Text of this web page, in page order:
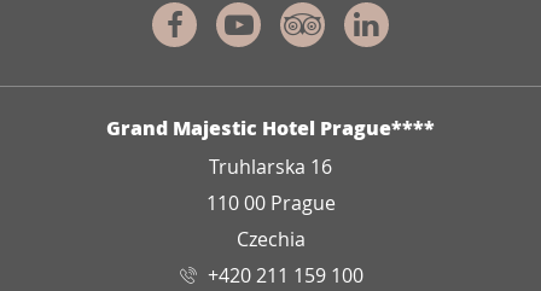
DIRECCIÓNGrand Majestic Hotel Prague****
Truhlarska 16
110 00 Prague
Czechia
+420 211 159 100
FacebookYoutubeTripadvisor
Linkedin